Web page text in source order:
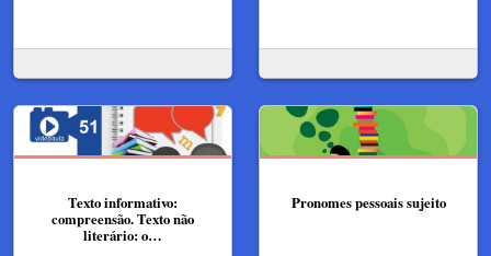
Texto informativo:
compreensão. Texto não
literário: o…
Pronomes pessoais sujeito